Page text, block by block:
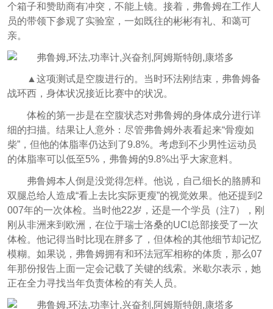
个箱子和赞助商有冲突，不能上镜。接着，弗鲁姆在工作人
员的带领下参观了实验室，一如既往的彬彬有礼、和蔼可
亲。
▲这项测试是空腹进行的。当时环法刚结束，弗鲁姆备
战环西，身体状况接近比赛中的状况。
体检的第一步是在空腹状态对弗鲁姆的身体成分进行详
细的扫描。结果让人意外：尽管弗鲁姆外表看起来“骨瘦如
柴”，但他的体脂率仍达到了9.8%。考虑到不少男性运动员
的体脂率可以低至5%，弗鲁姆的9.8%出乎大家意料。
弗鲁姆本人倒是没觉得怎样。他说，自己细长的胳膊和
双腿总给人造成“看上去比实际更瘦”的视觉效果。他还提到2
007年的一次体检。当时他22岁，还是一个学员（注7），刚
刚从非洲来到欧洲，在位于瑞士洛桑的UCI总部接受了一次
体检。他记得当时比现在胖多了，但体检的其他细节却记忆
模糊。如果说，弗鲁姆拥有和环法冠军相称的体质，那么07
年那份报告上面一定会记载了关键的线索。米歇尔表示，她
正在全力寻找当年负责体检的有关人员。